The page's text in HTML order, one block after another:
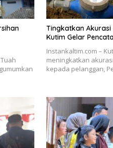
Tingkatkan Akurasi
Kutim Gelar
Instankaltim.com –
meningkatkan
kepada pelanggan,